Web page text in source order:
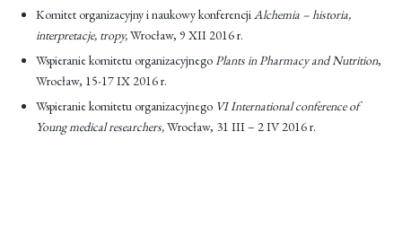
Komitet organizacyjny i naukowy konferencjiAlchemia – historia,
interpretacje, tropy,Wrocław, 9 XII 2016 r.
Wspieranie komitetu organizacyjnegoPlants in Pharmacy and Nutrition,
Wrocław, 15-17 IX 2016 r.
Wspieranie komitetu organizacyjnego VI International conference of
Young medical researchers,Wrocław, 31 III – 2 IV 2016 r.